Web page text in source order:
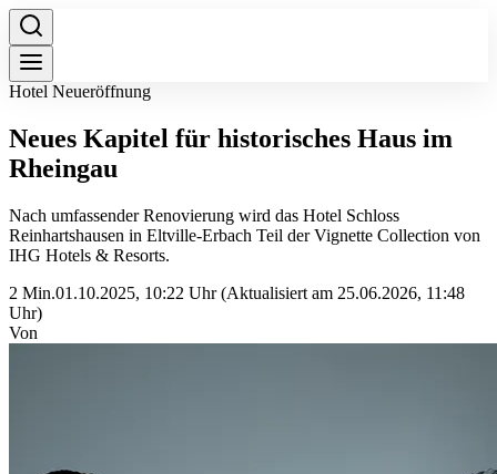
Hotel Neueröffnung
Neues Kapitel für historisches Haus im
Rheingau
Nach umfassender Renovierung wird das Hotel Schloss
Reinhartshausen in Eltville-Erbach Teil der Vignette Collection von
IHG Hotels & Resorts.
2 Min.01.10.2025, 10:22 Uhr(Aktualisiert am 25.06.2026, 11:48
Uhr)
Von